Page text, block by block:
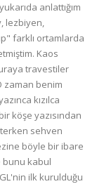
anlattığım
lezbiyen,
farklı ortamlarda
Kaos
travestiler
zaman benim
kızılca
köşe yazısından
sehven
böyle bir ibare
bunu kabul
ilk kurulduğu